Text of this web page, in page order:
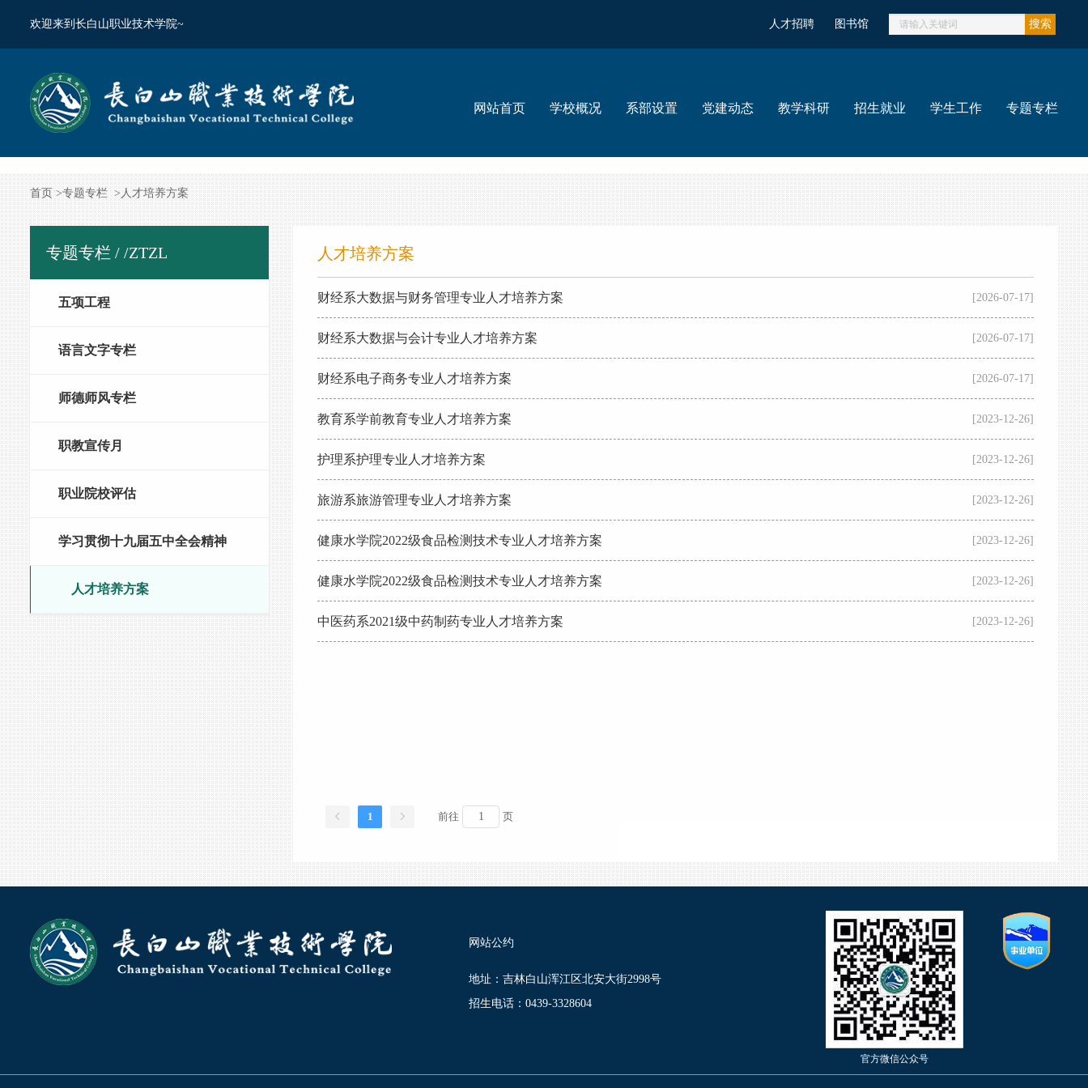
欢迎来到长白山职业技术学院~ 人才招聘 图书馆 搜索
网站首页 学校概况 系部设置 党建动态 教学科研 招生就业 学生工作 专题专栏
首页 >专题专栏 > 人才培养方案
专题专栏 / /ZTZL
五项工程
语言文字专栏
师德师风专栏
职教宣传月
职业院校评估
学习贯彻十九届五中全会精神
人才培养方案
人才培养方案
财经系大数据与财务管理专业人才培养方案 [2026-07-17]
财经系大数据与会计专业人才培养方案 [2026-07-17]
财经系电子商务专业人才培养方案 [2026-07-17]
教育系学前教育专业人才培养方案 [2023-12-26]
护理系护理专业人才培养方案 [2023-12-26]
旅游系旅游管理专业人才培养方案 [2023-12-26]
健康水学院2022级食品检测技术专业人才培养方案 [2023-12-26]
健康水学院2022级食品检测技术专业人才培养方案 [2023-12-26]
中医药系2021级中药制药专业人才培养方案 [2023-12-26]
1 前往 页
网站公约
地址：吉林白山浑江区北安大街2998号
招生电话：0439-3328604
官方微信公众号